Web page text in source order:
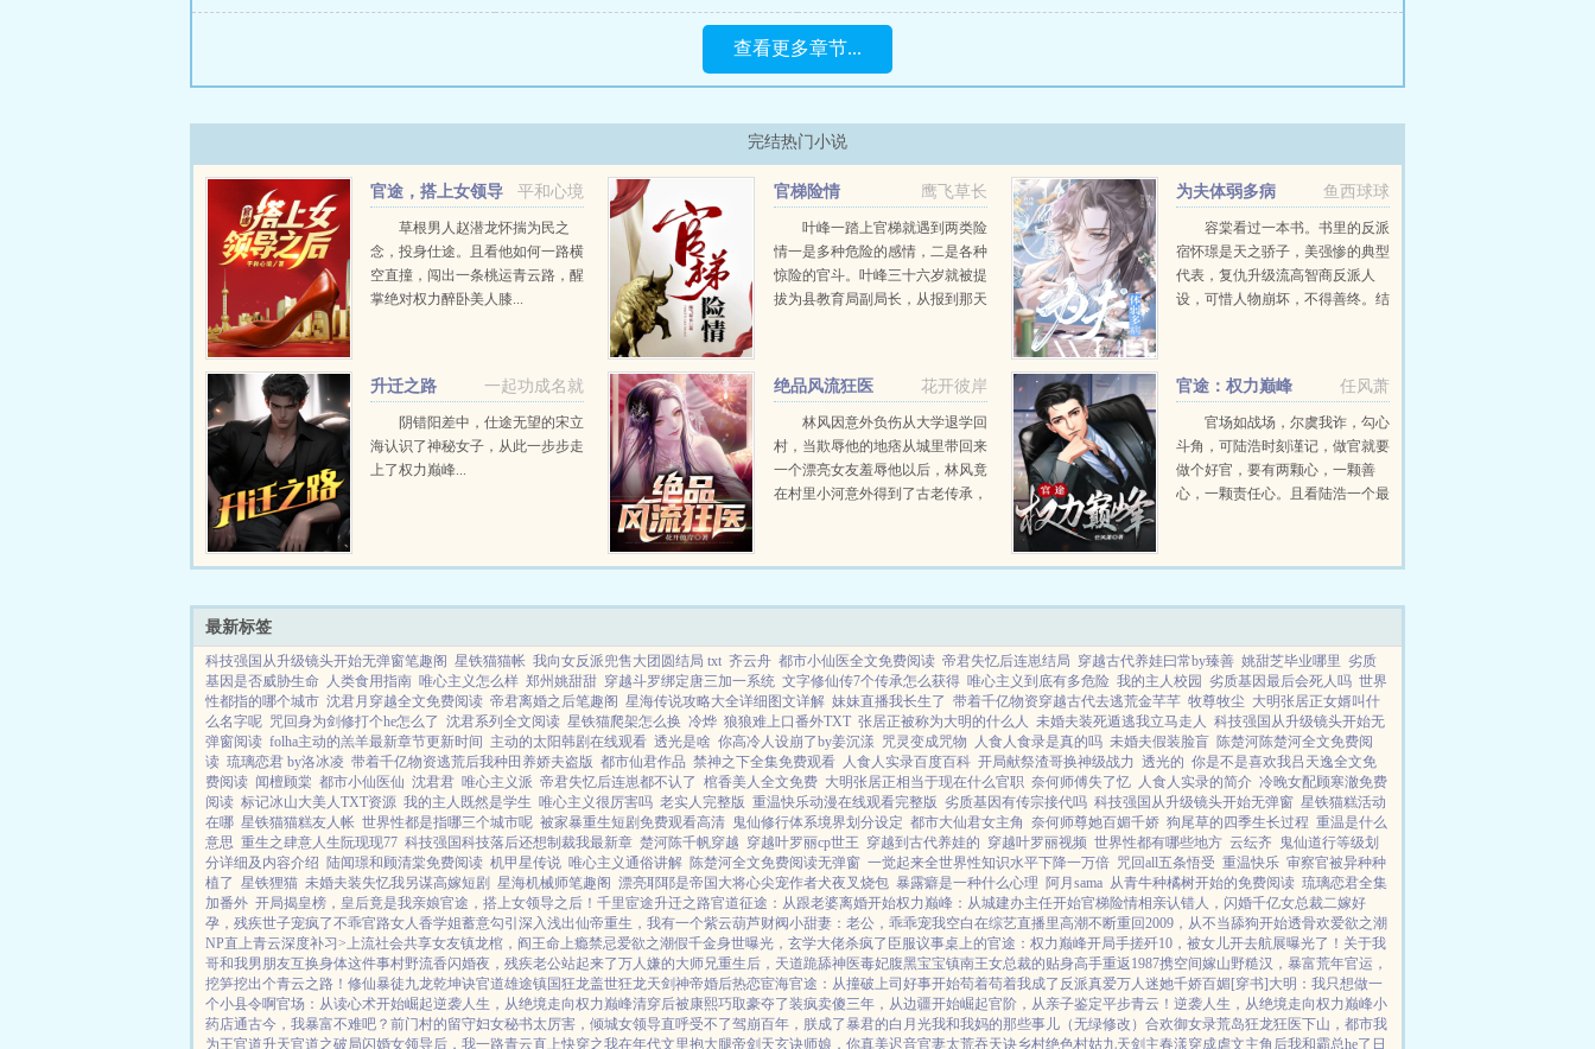
查看更多章节...
完结热门小说
平和心境
官途，搭上女领导
之后！草根男人赵潜龙怀揣为民之
念，投身仕途。且看他如何一路横
空直撞，闯出一条桃运青云路，醒
掌绝对权力醉卧美人膝...
鹰飞草长
官梯险情
叶峰一踏上官梯就遇到两类险
情一是多种危险的感情，二是各种
惊险的官斗。叶峰三十六岁就被提
拔为县教育局副局长，从报到那天
舟在惊险莫测的宦...
鱼西球球
为夫体弱多病
容棠看过一本书。书里的反派
宿怀璟是天之骄子，美强惨的典型
代表，复仇升级流高智商反派人
设，可惜人物崩坏，不得善终。结
次。...
一起功成名就
升迁之路
阴错阳差中，仕途无望的宋立
海认识了神秘女子，从此一步步走
上了权力巅峰...
花开彼岸
绝品风流狂医
林风因意外负伤从大学退学回
村，当欺辱他的地痞从城里带回来
一个漂亮女友羞辱他以后，林风竟
在村里小河意外得到了古老传承，
任风萧
官途：权力巅峰
官场如战场，尔虞我诈，勾心
斗角，可陆浩时刻谨记，做官就要
做个好官，要有两颗心，一颗善
心，一颗责任心。且看陆浩一个最
袖清风，不畏权贵，官运亨通。...
最新标签
科技强国从升级镜头开始无弹窗笔趣阁 星铁猫猫帐 我向女反派兜售大团圆结局 txt 齐云舟 都市小仙医全文免费阅读 帝君失忆后连崽结局 穿越古代养娃曰常by臻善 姚甜芝毕业哪里 劣质
基因是否威胁生命
人类食用指南 唯心主义怎么样 郑州姚甜甜 穿越斗罗绑定唐三加一系统 文字修仙传7个传承怎么获得 唯心主义到底有多危险 我的主人校园 劣质基因最后会死人吗 世界
性都指的哪个城市 沈君月穿越全文免费阅读 帝君离婚之后笔趣阁 星海传说攻略大全详细图文详解 妹妹直播我长生了 带着千亿物资穿越古代去逃荒金芊芊 牧尊牧尘 大明张居正女婿叫什
么名字呢 咒回身为剑修打个he怎么了 沈君系列全文阅读 星铁猫爬架怎么换 冷烨 狼狼难上口番外TXT 张居正被称为大明的什么人 未婚夫装死遁逃我立马走人 科技强国从升级镜头开始无
弹窗阅读 folha主动的羔羊最新章节更新时间 主动的太阳韩剧在线观看 透光是啥 你高冷人设崩了by姜沉漾 咒灵变成咒物 人食人食录是真的吗 未婚夫假装脸盲 陈楚河陈楚河全文免费阅
读 琉璃恋君 by洛冰凌 带着千亿物资逃荒后我种田养娇夫盗版 都市仙君作品 禁神之下全集免费观看 人食人实录百度百科 开局献祭渣哥换神级战力 透光的 你是不是喜欢我吕天逸全文免
费阅读 闻檀顾棠 都市小仙医仙 沈君君 唯心主义派 帝君失忆后连崽都不认了 棺香美人全文免费 大明张居正相当于现在什么官职 奈何师傅失了忆 人食人实录的简介 冷晚女配顾寒澈免费
阅读 标记冰山大美人TXT资源 我的主人既然是学生 唯心主义很厉害吗 老实人完整版 重温快乐动漫在线观看完整版 劣质基因有传宗接代吗 科技强国从升级镜头开始无弹窗 星铁猫糕活动
在哪 星铁猫猫糕友人帐 世界性都是指哪三个城市呢 被家暴重生短剧免费观看高清 鬼仙修行体系境界划分设定 都市大仙君女主角 奈何师尊她百媚千娇 狗尾草的四季生长过程 重温是什么
意思 重生之肆意人生阮现现77 科技强国科技落后还想制裁我最新章 楚河陈千帆穿越 穿越叶罗丽cp世王 穿越到古代养娃的 穿越叶罗丽视频 世界性都有哪些地方 云纭齐
鬼仙道行等级划
分详细及内容介绍 陆闻璟和顾清棠免费阅读 机甲星传说 唯心主义通俗讲解 陈楚河全文免费阅读无弹窗 一觉起来全世界性知识水平下降一万倍 咒回all五条悟受 重温快乐 审察官被异种种
植了 星铁狸猫 未婚夫装失忆我另谋高嫁短剧 星海机械师笔趣阁 漂亮耶耶是帝国大将心尖宠作者犬夜叉烧包 暴露癖是一种什么心理 阿月sama 从青牛种橘树开始的免费阅读 琉璃恋君全集
加番外 开局揭皇榜，皇后竟是我亲娘官途，搭上女领导之后！ 千里宦途升迁之路官道征途：从跟老婆离婚开始权力巅峰：从城建办主任开始官梯险情相亲认错人，闪婚千亿女总裁二嫁好
孕，残疾世子宠疯了不乖官路女人香学姐蓄意勾引 深入浅出仙帝重生，我有一个紫云葫芦财阀小甜妻：老公，乖乖宠我空白在综艺直播里高潮不断重回2009，从不当舔狗开始透骨欢爱欲之潮
NP直上青云深度补习>上流社会共享女友镇龙棺，阎王命上瘾禁忌爱欲之潮假千金身世曝光，玄学大佬杀疯了 臣服议事桌上的官途：权力巅峰开局手搓歼10，被女儿开去航展曝光了！ 关于我
哥和我男朋友互换身体这件事村野流香闪婚夜，残疾老公站起来了万人嫌的大师兄重生后，天道跪舔神医毒妃腹黑宝宝镇南王女总裁的贴身高手重返1987携空间嫁山野糙汉，暴富荒年官运，
挖笋挖出个青云之路！ 修仙暴徒九龙乾坤诀官道雄途镇国狂龙盖世狂龙天剑神帝婚后热恋宦海官途：从撞破上司好事开始苟着苟着我成了反派真爱万人迷她千娇百媚[穿书] 大明：我只想做一
个小县令啊官场：从读心术开始崛起逆袭人生，从绝境走向权力巅峰清穿后被康熙巧取豪夺了装疯卖傻三年，从边疆开始崛起官阶，从亲子鉴定平步青云！ 逆袭人生，从绝境走向权力巅峰小
药店通古今，我暴富不难吧？ 前门村的留守妇女秘书太厉害，倾城女领导直呼受不了驾崩百年，朕成了暴君的白月光我和我妈的那些事儿（无绿修改） 合欢御女录荒岛狂龙狂医下山，都市我
为王官道升天官道之破局闪婚女领导后，我一路青云直上快穿之我在年代文里抱大腿帝剑天玄诀师娘，你真美迟音官妻太荒吞天诀乡村绝色村姑九天剑主春漾穿成虐文主角后我和霸总he了 日